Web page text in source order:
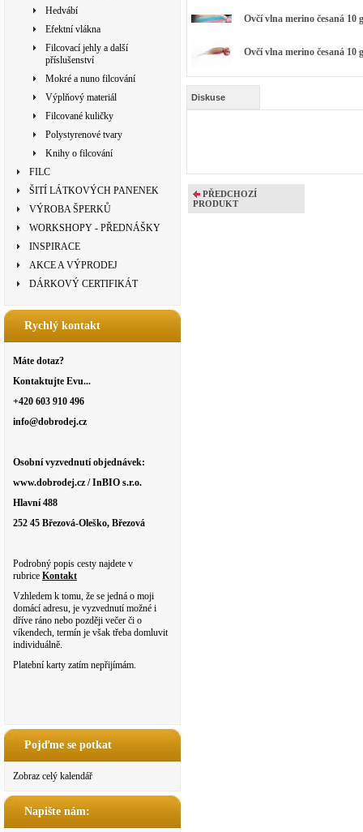
Hedvábí
Efektní vlákna
Filcovací jehly a další
příslušenství
Mokré a nuno filcování
Výplňový materiál
Filcované kuličky
Polystyrenové tvary
Knihy o filcování
FILC
ŠITÍ LÁTKOVÝCH PANENEK
VÝROBA ŠPERKŮ
WORKSHOPY - PŘEDNÁŠKY
INSPIRACE
AKCE A VÝPRODEJ
DÁRKOVÝ CERTIFIKÁT
Rychlý kontakt
Máte dotaz?
Kontaktujte Evu...
+420 603 910 496
info@dobrodej.cz
Osobní vyzvednutí objednávek:
www.dobrodej.cz / InBIO s.r.o.
Hlavní 488
252 45 Březová-Oleško, Březová
Podrobný popis cesty najdete v
rubrice Kontakt
Vzhledem k tomu, že se jedná o moji
domácí adresu, je vyzvednutí možné i
dříve ráno nebo později večer či o
víkendech, termín je však třeba domluvit
individuálně.
Platební karty zatím nepřijímám.
Pojďme se potkat
Zobraz celý kalendář
Napište nám:
Ovčí vlna merino česaná 10
Ovčí vlna merino česaná 10
Diskuse
PŘEDCHOZÍ
PRODUKT